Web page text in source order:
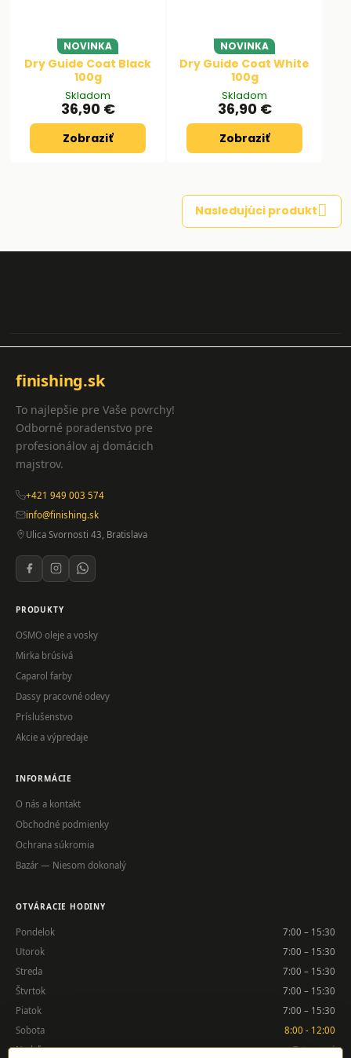
Nasledujúci produkt
NOVINKA
Dry Guide Coat Black
100g
Skladom
36,90 €
Zobraziť
NOVINKA
Dry Guide Coat White
100g
Skladom
36,90 €
Zobraziť
finishing.sk
To najlepšie pre Vaše povrchy!
Odborné poradenstvo pre
profesionálov aj domácich
majstrov.
+421 949 003 574
info@finishing.sk
Ulica Svornosti 43, Bratislava
PRODUKTY
OSMO oleje a vosky
Mirka brúsivá
Caparol farby
Dassy pracovné odevy
Príslušenstvo
Akcie a výpredaje
INFORMÁCIE
O nás a kontakt
Obchodné podmienky
Ochrana súkromia
Bazár — Niesom dokonalý
OTVÁRACIE HODINY
Pondelok
7:00 – 15:30
Utorok
7:00 – 15:30
Streda
7:00 – 15:30
Štvrtok
7:00 – 15:30
Piatok
7:00 – 15:30
Sobota
8:00 - 12:00
Nedeľa
Zatvorené